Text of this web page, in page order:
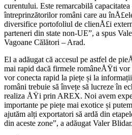
curentului. Este remarcabilă
întreprinzătorilor români care au
diversifice portofoliul de clienÅ£i
parteneri din state non-UE”, a spus
Vagoane Călători – Arad.
El a adăugat că accesul pe astfel de
mai rapid dacă firmele româneÅŸti vor
vor conecta rapid la piețe și la
români trebuie să învețe să lucreze în
realiza ÅŸi prin AREX. Noi avem
importante pe piețe mai exotice și
ajutăm alți exportatori să ardă din
din aceste zone”, a adăugat Valer Blidar.